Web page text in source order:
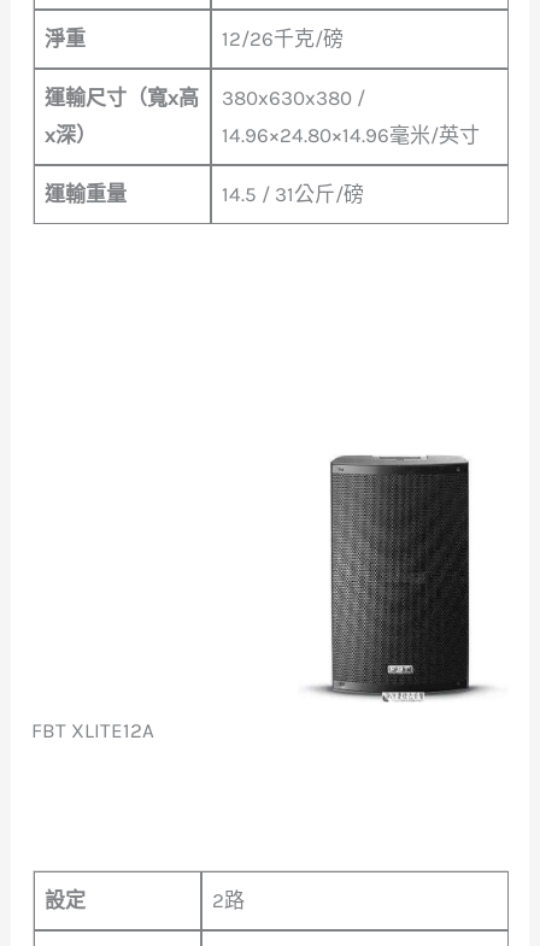
淨重 12/26千克/磅
運輸尺寸（寬x高
x深）
380x630x380 /
14.96×24.80×14.96毫米/英寸
運輸重量 14.5 / 31公斤/磅
FBT XLITE12A
設定 2路